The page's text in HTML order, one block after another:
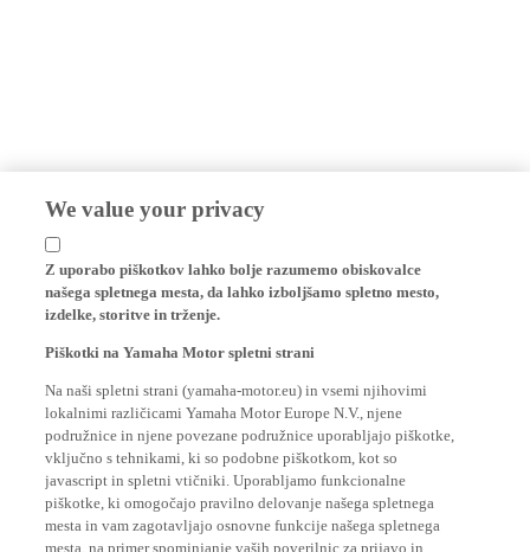
We value your privacy
našega spletnega mesta, da lahko izboljšamo spletno mesto,
izdelke, storitve in trženje.
lokalnimi različicami Yamaha Motor Europe N.V., njene
podružnice in njene povezane podružnice uporabljajo piškotke,
vključno s tehnikami, ki so podobne piškotkom, kot so
javascript in spletni vtičniki. Uporabljamo funkcionalne
piškotke, ki omogočajo pravilno delovanje našega spletnega
mesta in vam zagotavljajo osnovne funkcije našega spletnega
mesta, na primer spominjanje vaših poverilnic za prijavo in